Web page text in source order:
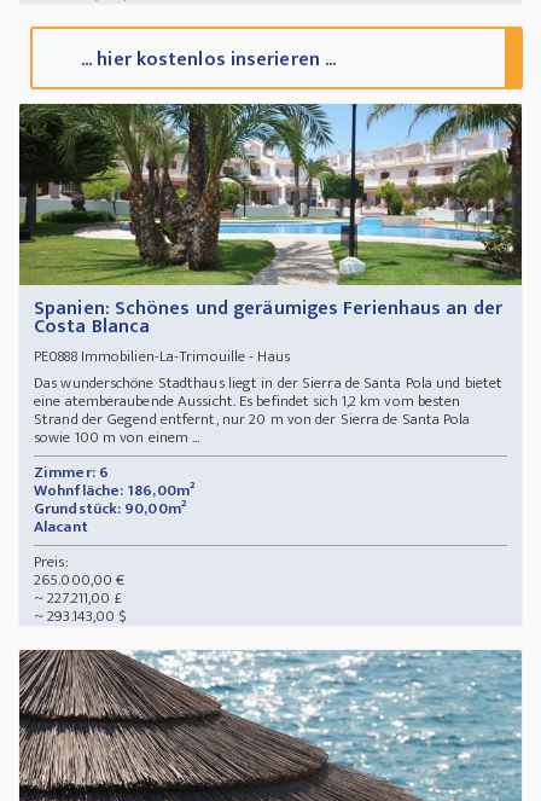
... hier kostenlos inserieren ...
Spanien: Schönes und geräumiges Ferienhaus an der
Costa Blanca
PE0888Immobilien-La-Trimouille - Haus
Das wunderschöne Stadthaus liegt in der Sierra de Santa Pola und bietet
eine atemberaubende Aussicht. Es befindet sich 1,2 km vom besten
Strand der Gegend entfernt, nur 20 m von der Sierra de Santa Pola
sowie 100 m von einem ...
Zimmer: 6
Wohnfläche: 186,00m²
Grundstück: 90,00m²
Alacant
Preis:
265.000,00 €
~ 227.211,00 £
~ 293.143,00 $